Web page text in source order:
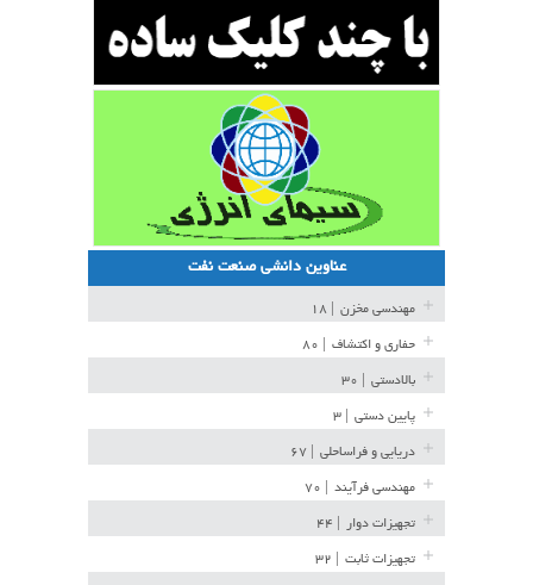
عناوین دانشی صنعت نفت
مهندسی مخزن
حفاری و اکتشاف
بالادستی
پایین دستی
دریایی و فراساحلی
مهندسی فرآیند
تجهیزات دوار
تجهیزات ثابت